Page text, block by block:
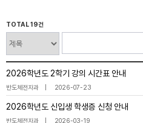
TOTAL 19건
2026학년도 2학기 강의 시간표 안내
반도체전자과 2026-07-23
2026학년도 신입생 학생증 신청 안내
반도체전자과 2026-03-19